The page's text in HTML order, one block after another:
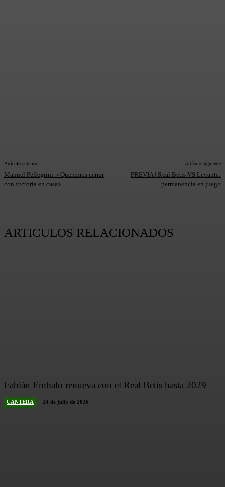
Artículo anterior
Manuel Pellegrini: «Queremos cerrar
con victoria en casa»
Artículo siguiente
PREVIA | Real Betis VS Levante:
permanencia en juego
ARTICULOS RELACIONADOS
Fabián Embalo renueva con el Real Betis hasta 2029
CANTERA 24 de julio de 2026